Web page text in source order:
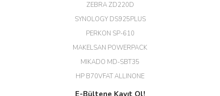
Diğer yorumları göster
ZEBRA ZD220D
SYNOLOGY DS925PLUS
PERKON SP-610
MAKELSAN POWERPACK
MIKADO MD-SBT35
HP B70VFAT ALLINONE
E-Bültene Kayıt Ol!